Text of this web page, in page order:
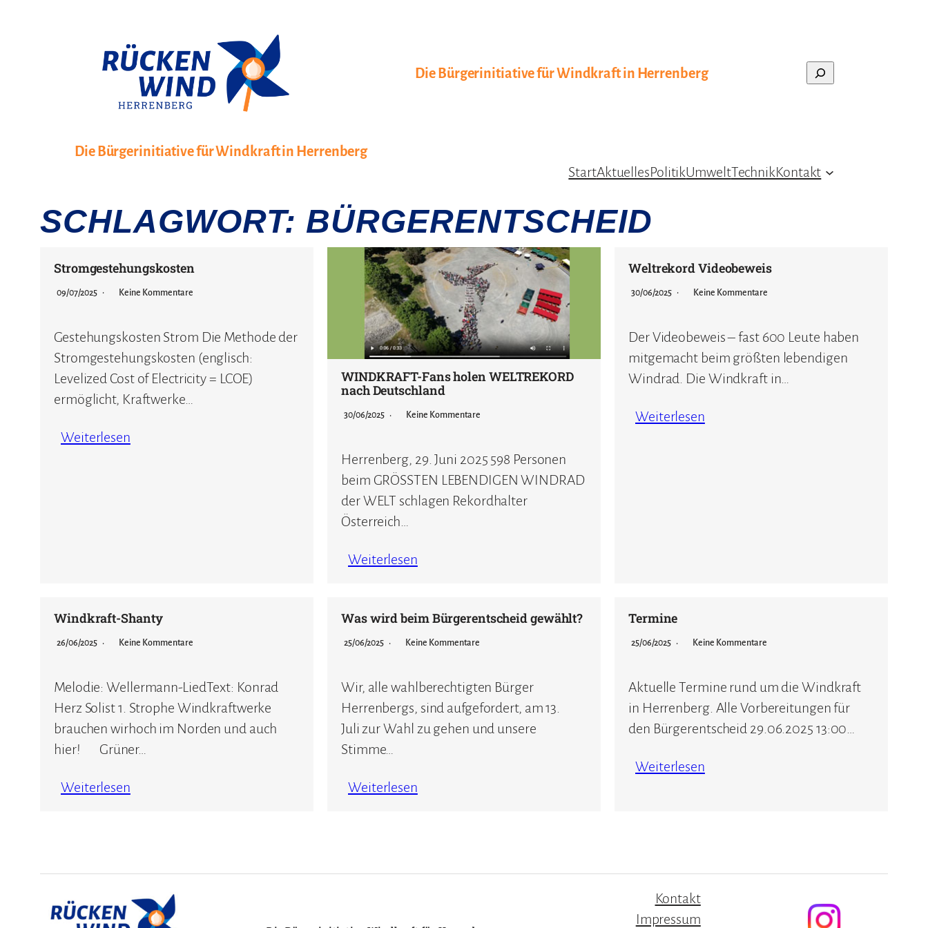
Die Bürgerinitiative für Windkraft in Herrenberg
Search
Die Bürgerinitiative für Windkraft in Herrenberg
StartAktuellesPolitikUmweltTechnikKontakt
SCHLAGWORT: BÜRGERENTSCHEID
Stromgestehungskosten
09/07/2025 Keine Kommentare
Gestehungskosten Strom Die Methode der
Stromgestehungskosten (englisch:
Levelized Cost of Electricity = LCOE)
ermöglicht, Kraftwerke…
Weiterlesen
WINDKRAFT-Fans holen WELTREKORD
nach Deutschland
30/06/2025 Keine Kommentare
Herrenberg, 29. Juni 2025 598 Personen
beim GRÖSSTEN LEBENDIGEN WINDRAD
der WELT schlagen Rekordhalter
Österreich…
Weiterlesen
Weltrekord Videobeweis
30/06/2025 Keine Kommentare
Der Videobeweis – fast 600 Leute haben
mitgemacht beim größten lebendigen
Windrad. Die Windkraft in…
Weiterlesen
Windkraft-Shanty
26/06/2025 Keine Kommentare
Melodie: Wellermann-LiedText: Konrad
Herz Solist 1. Strophe Windkraftwerke
brauchen wirhoch im Norden und auch
hier! Grüner…
Weiterlesen
Was wird beim Bürgerentscheid gewählt?
25/06/2025 Keine Kommentare
Wir, alle wahlberechtigten Bürger
Herrenbergs, sind aufgefordert, am 13.
Juli zur Wahl zu gehen und unsere
Stimme…
Weiterlesen
Termine
25/06/2025 Keine Kommentare
Aktuelle Termine rund um die Windkraft
in Herrenberg. Alle Vorbereitungen für
den Bürgerentscheid 29.06.2025 13:00…
Weiterlesen
Kontakt
Impressum